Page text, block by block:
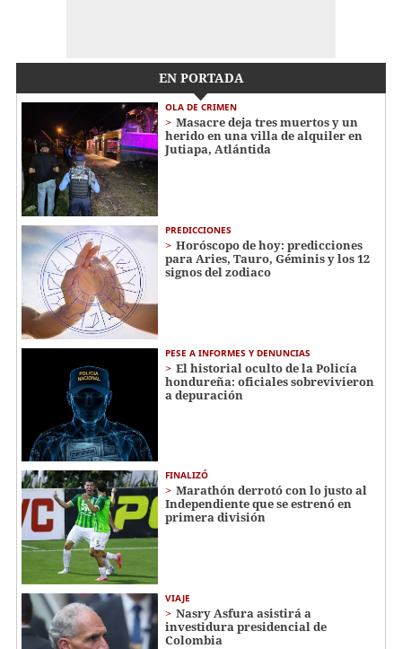
EN PORTADA
OLA DE CRIMEN
Masacre deja tres muertos y un
herido en una villa de alquiler en
Jutiapa, Atlántida
PREDICCIONES
Horóscopo de hoy: predicciones
para Aries, Tauro, Géminis y los 12
signos del zodiaco
PESE A INFORMES Y DENUNCIAS
El historial oculto de la Policía
hondureña: oficiales sobrevivieron
a depuración
FINALIZÓ
Marathón derrotó con lo justo al
Independiente que se estrenó en
primera división
VIAJE
Nasry Asfura asistirá a
investidura presidencial de
Colombia